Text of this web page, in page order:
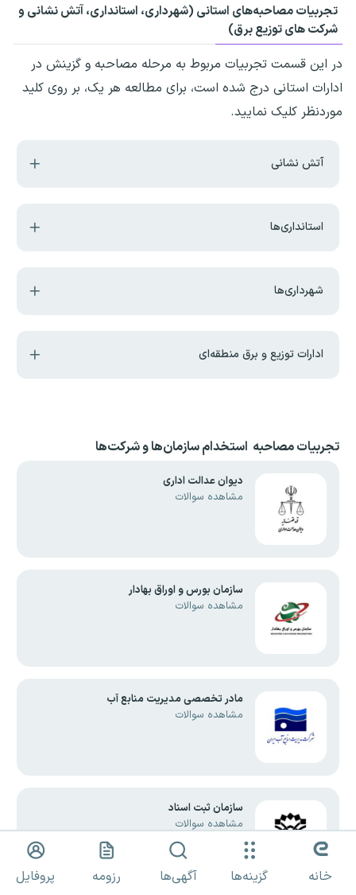
تجربیاتمصاحبه‌های استانی (شهرداری، استانداری، آتش نشانی و
شرکت های توزیع برق)
در این قسمت تجربیات مربوط به مرحله مصاحبه و گزینش در
ادارات استانی درج شده است، برای مطالعه هر یک، بر روی کلید
موردنظر کلیک نمایید.
آتش نشانی
استانداری‌ها
شهرداری‌ها
ادارات توزیع و برق منطقه‌ای
تجربیات مصاحبه استخدامسازمان‌ها و شرکت‌ها
دیوان عدالت اداری
مشاهده سوالات
سازمان بورس و اوراق بهادار
مشاهده سوالات
مادر تخصصی مدیریت منابع آب
مشاهده سوالات
سازمان ثبت اسناد
مشاهده سوالات
خانه گزینه‌ها آگهی‌ها رزومه پروفایل